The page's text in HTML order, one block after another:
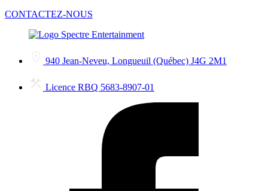
CONTACTEZ-NOUS
940 Jean-Neveu, Longueuil (Québec) J4G 2M1
Licence RBQ 5683-8907-01